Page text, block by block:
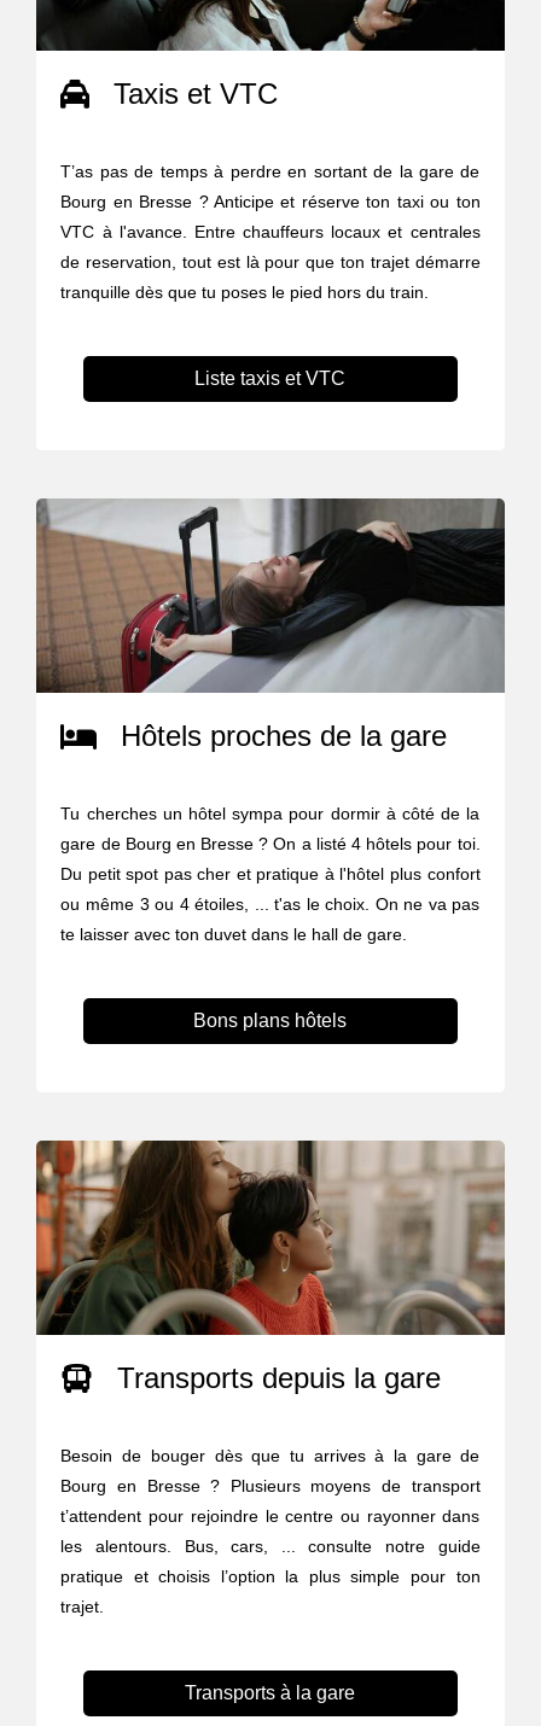
Taxis et VTC
T’as pas de temps à perdre en sortant de la gare de
Bourg en Bresse ? Anticipe et réserve ton taxi ou ton
VTC à l'avance. Entre chauffeurs locaux et centrales
de reservation, tout est là pour que ton trajet démarre
tranquille dès que tu poses le pied hors du train.
Liste taxis et VTC
Hôtels proches de la gare
Tu cherches un hôtel sympa pour dormir à côté de la
gare de Bourg en Bresse ? On a listé 4 hôtels pour toi.
Du petit spot pas cher et pratique à l'hôtel plus confort
ou même 3 ou 4 étoiles, ... t'as le choix. On ne va pas
te laisser avec ton duvet dans le hall de gare.
Bons plans hôtels
Transports depuis la gare
Besoin de bouger dès que tu arrives à la gare de
Bourg en Bresse ? Plusieurs moyens de transport
t’attendent pour rejoindre le centre ou rayonner dans
les alentours. Bus, cars, ... consulte notre guide
pratique et choisis l’option la plus simple pour ton
trajet.
Transports à la gare